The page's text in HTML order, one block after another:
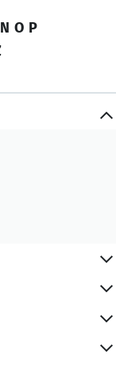
N O P